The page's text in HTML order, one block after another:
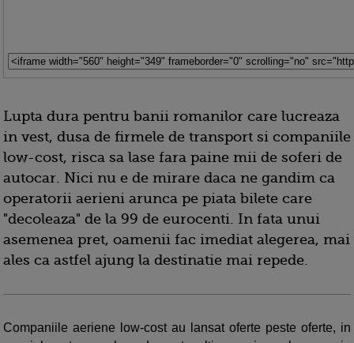
Lupta dura pentru banii romanilor care lucreaza
in vest, dusa de firmele de transport si companiile
low-cost, risca sa lase fara paine mii de soferi de
autocar. Nici nu e de mirare daca ne gandim ca
operatorii aerieni arunca pe piata bilete care
"decoleaza" de la 99 de eurocenti. In fata unui
asemenea pret, oamenii fac imediat alegerea, mai
ales ca astfel ajung la destinatie mai repede.
Companiile aeriene low-cost au lansat oferte peste oferte, in